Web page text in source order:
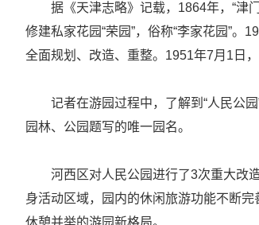
据《天津志略》记载，1864年，“津
修建私家花园“荣园”，俗称“李家花园”
全面规划、改造、重整。1951年7月1日
记者在游园过程中，了解到“人民公
园林、公园题写的唯一园名。
河西区对人民公园进行了3次重大改
身活动区域，园内的休闲旅游功能不断
休憩并举的游园新格局。